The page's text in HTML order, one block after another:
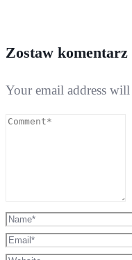
Zostaw komentarz
Your email address